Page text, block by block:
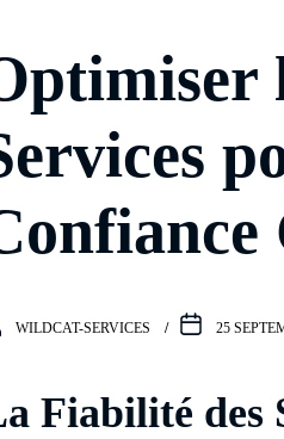
WILDCAT-SERVICES 25
Fiabilité des